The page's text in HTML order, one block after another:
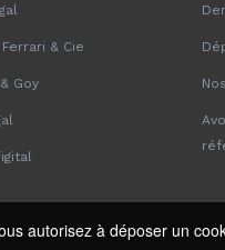
autorisez à déposer un
& Cie
Goy